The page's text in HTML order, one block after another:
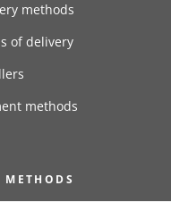
methods
of delivery
methods
METHODS